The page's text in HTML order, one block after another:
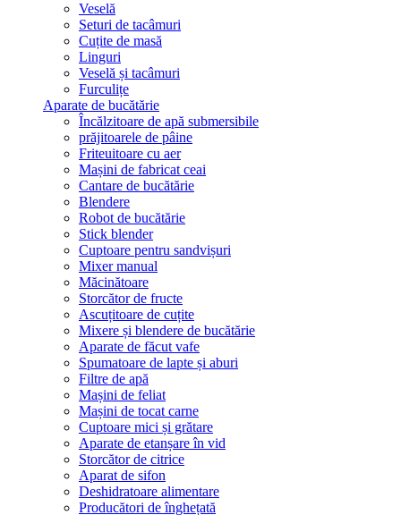
Veselă
Seturi de tacâmuri
Cuțite de masă
Linguri
Veselă și tacâmuri
Furculițe
Aparate de bucătărie
Încălzitoare de apă submersibile
prăjitoarele de pâine
Friteuitoare cu aer
Mașini de fabricat ceai
Cantare de bucătărie
Blendere
Robot de bucătărie
Stick blender
Cuptoare pentru sandvișuri
Mixer manual
Măcinătoare
Storcător de fructe
Ascuțitoare de cuțite
Mixere și blendere de bucătărie
Aparate de făcut vafe
Spumatoare de lapte și aburi
Filtre de apă
Mașini de feliat
Mașini de tocat carne
Cuptoare mici și grătare
Aparate de etanșare în vid
Storcător de citrice
Aparat de sifon
Deshidratoare alimentare
Producători de înghețată